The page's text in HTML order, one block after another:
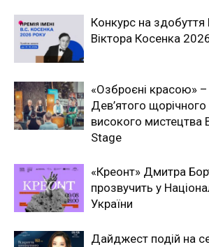
Конкурс на здобуття
Віктора Косенка
«Озброєні красою» –
Дев’ятого
високого мистецтва
Stage
«Креонт» Дмитра
прозвучить у
України
Дайджест подій на